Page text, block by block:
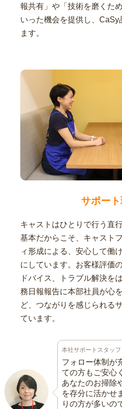
報共有」や「技術を磨くた
いった機会を提供し、CaSy
ます。
サポー
キャストはひとりで行う直
基本だからこそ、キャスト
ィ形成による、安心して働
にしています。お客様評価
ドバイス、トラブル解決を
務日報報告に本部社員が心
ど、つながりを感じられる
ています。
本社サポートスタッフ
フォロー体制が
ての方もご安心
あなたのお掃除
を存分に活かせ
りの方が多いの